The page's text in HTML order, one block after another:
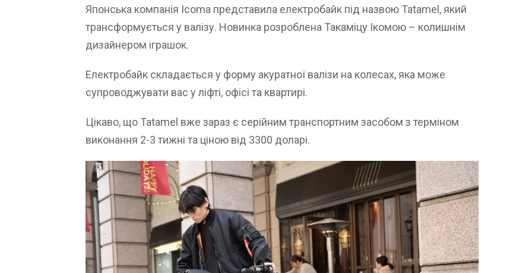
Японська компанія Icoma представила електробайк під назвою Tatamel, який
трансформується у валізу. Новинка розроблена Такаміцу Ікомою – колишнім
дизайнером іграшок.
Електробайк складається у форму акуратної валізи на колесах, яка може
супроводжувати вас у ліфті, офісі та квартирі.
Цікаво, що Tatamel вже зараз є серійним транспортним засобом з терміном
виконання 2-3 тижні та ціною від 3300 доларі.